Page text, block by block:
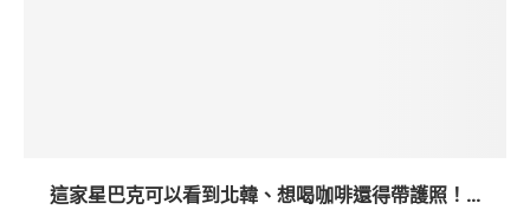
這家星巴克可以看到北韓、想喝咖啡還得帶護照！...